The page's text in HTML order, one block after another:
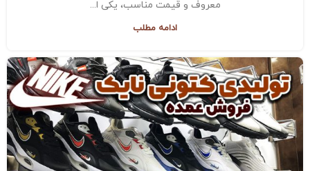
معروف و قیمت مناسب، یکی ا...
ادامه مطلب